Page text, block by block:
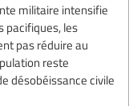
militaire intensifie
pacifiques, les
pas réduire au
reste
désobéissance civile